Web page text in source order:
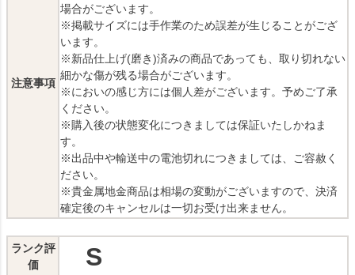
注意事項
場合がございます。
※掲載サイズには手作業のため誤差が生じることがござ
います。
※新品仕上げ(磨き)済みの商品であっても、取り切れない
細かな傷が残る場合がございます。
※においの感じ方には個人差がございます。予めご了承
ください。
※購入後の状態変化につきましては保証いたしかねま
す。
※出品中や輸送中の電池切れにつきましては、ご容赦く
ださい。
※貴金属地金商品は相場の変動がございますので、決済
確定後のキャンセルは一切お受け出来ません。
ランク評
価
S